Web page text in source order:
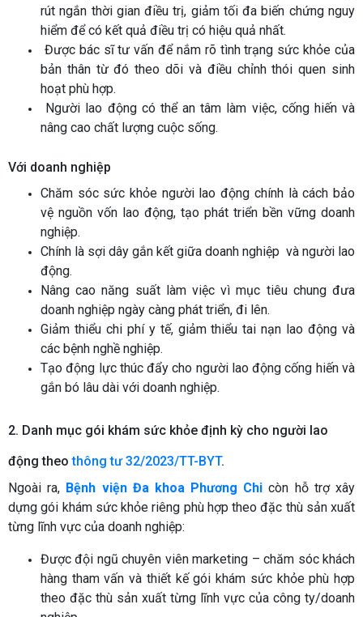
rút ngắn thời gian điều trị, giảm tối đa biến chứng nguy
hiểm để có kết quả điều trị có hiệu quả nhất.
Được bác sĩ tư vấn để nắm rõ tình trạng sức khỏe của
bản thân từ đó theo dõi và điều chỉnh thói quen sinh
hoạt phù hợp.
Người lao động có thể an tâm làm việc, cống hiến và
nâng cao chất lượng cuộc sống.
Với doanh nghiệp
Chăm sóc sức khỏe người lao động chính là cách bảo
vệ nguồn vốn lao động, tạo phát triển bền vững doanh
nghiệp.
Chính là sợi dây gắn kết giữa doanh nghiệp và người lao
động.
Nâng cao năng suất làm việc vì mục tiêu chung đưa
doanh nghiệp ngày càng phát triển, đi lên.
Giảm thiểu chi phí y tế, giảm thiểu tai nạn lao động và
các bệnh nghề nghiệp.
Tạo động lực thúc đẩy cho người lao động cống hiến và
gắn bó lâu dài với doanh nghiệp.
2. Danh mục gói khám sức khỏe định kỳ cho người lao
động theothông tư 32/2023/TT-BYT.
Ngoài ra, Bệnh viện Đa khoa Phương Chi còn hỗ trợ xây
dựng gói khám sức khỏe riêng phù hợp theo đặc thù sản xuất
từng lĩnh vực của doanh nghiệp:
Được đội ngũ chuyên viên marketing – chăm sóc khách
hàng tham vấn và thiết kế gói khám sức khỏe phù hợp
theo đặc thù sản xuất từng lĩnh vực của công ty/doanh